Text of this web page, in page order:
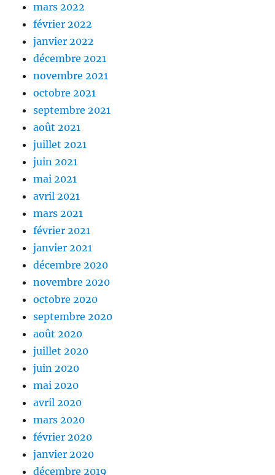
mars 2022
février 2022
janvier 2022
décembre 2021
novembre 2021
octobre 2021
septembre 2021
août 2021
juillet 2021
juin 2021
mai 2021
avril 2021
mars 2021
février 2021
janvier 2021
décembre 2020
novembre 2020
octobre 2020
septembre 2020
août 2020
juillet 2020
juin 2020
mai 2020
avril 2020
mars 2020
février 2020
janvier 2020
décembre 2019